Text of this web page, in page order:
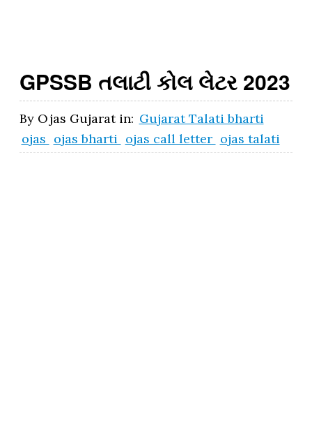
v
.i
n
GPSSB તલાટી કોલ લેટર 2023
By Ojas Gujarat in: Gujarat Talati bharti
ojas ojas bharti ojas call letter ojas talati